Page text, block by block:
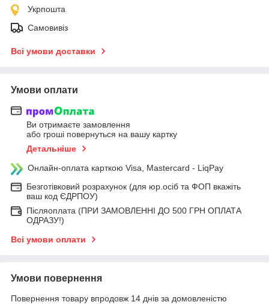
Укрпошта
Самовивіз
Всі умови доставки
Умови оплати
Ви отримаєте замовлення
або гроші повернуться на вашу картку
Детальніше
Онлайн-оплата карткою Visa, Mastercard - LiqPay
Безготівковий розрахунок (для юр.осіб та ФОП вкажіть
ваш код ЄДРПОУ)
Післяоплата (ПРИ ЗАМОВЛЕННІ ДО 500 ГРН ОПЛАТА
ОДРАЗУ!)
Всі умови оплати
Умови повернення
Повернення товару впродовж 14 днів за домовленістю